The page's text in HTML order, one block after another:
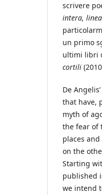
scrivere
intera,
un primo
ultimi libri
cortili
De
that have,
myth of
the fear of
places
on the
Starting
published
we intend